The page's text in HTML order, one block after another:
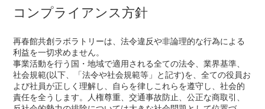
コンプライアンス方針
再春館共創ラボラトリーは、法令違反や非論理的な行為による
利益を一切求めません。
事業活動を行う国・地域で適用される全ての法令、業界基準、
社会規範(以下、「法令や社会規範等」と記す)を、全ての役員お
よび社員が正しく理解し、自らを律しこれらを遵守し、社会的
責任を全うします。人権尊重、交通事故防止、公正な商取引、